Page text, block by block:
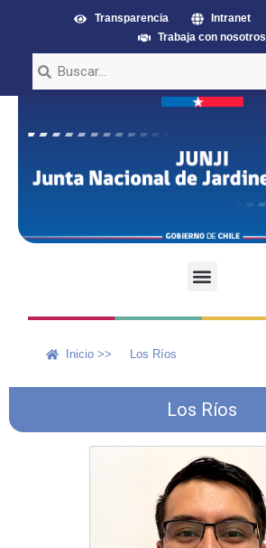
Transparencia Intranet
Trabaja con nosotros
Inicio >> Los Ríos
Los Ríos